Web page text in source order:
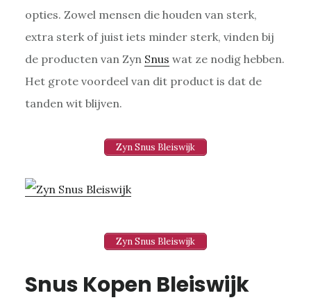
opties. Zowel mensen die houden van sterk,
extra sterk of juist iets minder sterk, vinden bij
de producten van Zyn Snus wat ze nodig hebben.
Het grote voordeel van dit product is dat de
tanden wit blijven.
Zyn Snus Bleiswijk
Zyn Snus Bleiswijk
Snus Kopen Bleiswijk